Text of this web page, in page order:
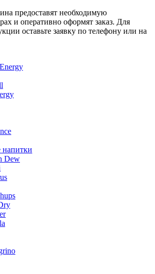
предоставят необходимую
и оперативно оформят заказ. Для
оставьте заявку по телефону или на
напитки
Dew